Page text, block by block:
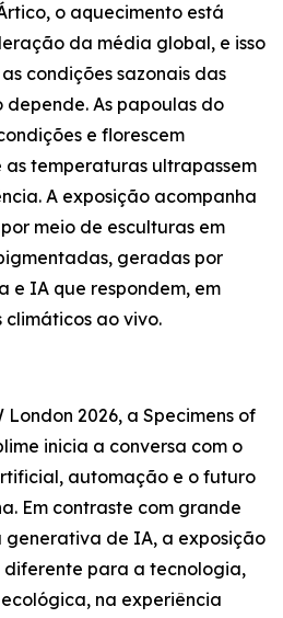
o aquecimento está
da média global, e isso
condições sazonais das
As papoulas do
e florescem
as temperaturas ultrapassem
A exposição acompanha
meio de esculturas em
geradas por
e IA que respondem, em
ao vivo.
London 2026, a Specimens of
inicia a conversa com o
automação e o futuro
Em contraste com grande
de IA, a exposição
para a tecnologia,
na experiência